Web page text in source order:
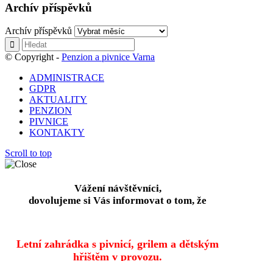
Archív příspěvků
Archív příspěvků
© Copyright - Penzion a pivnice Varna
ADMINISTRACE
GDPR
AKTUALITY
PENZION
PIVNICE
KONTAKTY
Scroll to top
Vážení návštěvníci,
dovolujeme si Vás informovat o tom, že
Letní zahrádka s pivnicí, grilem a dětským
hřištěm v provozu.